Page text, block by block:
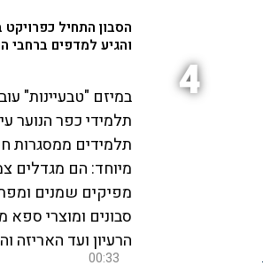
4
הסבון התחיל כפרויקט
והגיע למדפים ברחבי
במיזם "טבעיינות"
תלמידי כפר הנוער
תלמידים ממסגרות
מיוחד: הם מגדלים
מפיקים שמנים
סבונים ומוצרי
הרעיון ועד האריזה
00:33